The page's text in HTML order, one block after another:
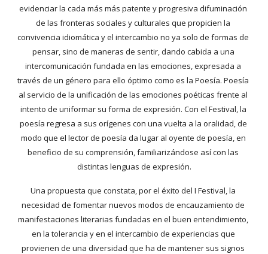
evidenciar la cada más más patente y progresiva difuminación
de las fronteras sociales y culturales que propicien la
convivencia idiomática y el intercambio no ya solo de formas de
pensar, sino de maneras de sentir, dando cabida a una
intercomunicación fundada en las emociones, expresada a
través de un género para ello óptimo como es la Poesía. Poesía
al servicio de la unificación de las emociones poéticas frente al
intento de uniformar su forma de expresión. Con el Festival, la
poesía regresa a sus orígenes con una vuelta a la oralidad, de
modo que el lector de poesía da lugar al oyente de poesía, en
beneficio de su comprensión, familiarizándose así con las
distintas lenguas de expresión.
Una propuesta que constata, por el éxito del I Festival, la
necesidad de fomentar nuevos modos de encauzamiento de
manifestaciones literarias fundadas en el buen entendimiento,
en la tolerancia y en el intercambio de experiencias que
provienen de una diversidad que ha de mantener sus signos